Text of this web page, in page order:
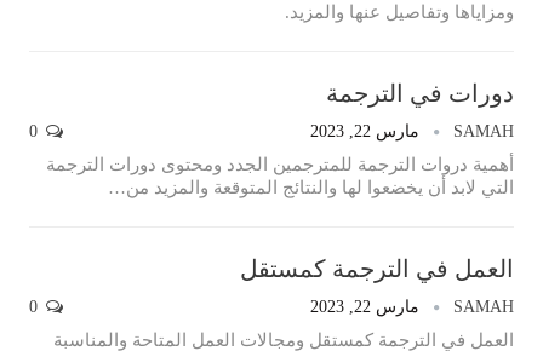
ومزاياها وتفاصيل عنها والمزيد.
دورات في الترجمة
SAMAH مارس 22, 2023
أهمية دروات الترجمة للمترجمين الجدد ومحتوى دورات الترجمة
التي لابد أن يخضعوا لها والنتائج المتوقعة والمزيد من…
العمل في الترجمة كمستقل
SAMAH مارس 22, 2023
العمل في الترجمة كمستقل ومجالات العمل المتاحة والمناسبة